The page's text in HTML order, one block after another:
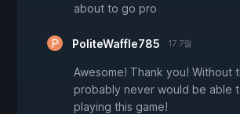
about to go pro
PoliteWaffle785 17 7월
Awesome! Thank you! Without
probably never would be able
playing this game!